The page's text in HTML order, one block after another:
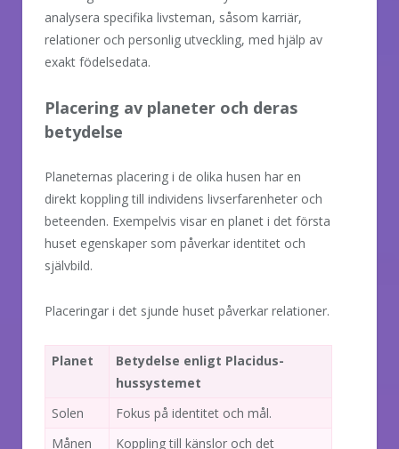
analysera specifika livsteman, såsom karriär,
relationer och personlig utveckling, med hjälp av
exakt födelsedata.
Placering av planeter och deras
betydelse
Planeternas placering i de olika husen har en
direkt koppling till individens livserfarenheter och
beteenden. Exempelvis visar en planet i det första
huset egenskaper som påverkar identitet och
självbild.
Placeringar i det sjunde huset påverkar relationer.
Planet
Betydelse enligt Placidus-
hussystemet
Solen
Fokus på identitet och mål.
Månen
Koppling till känslor och det